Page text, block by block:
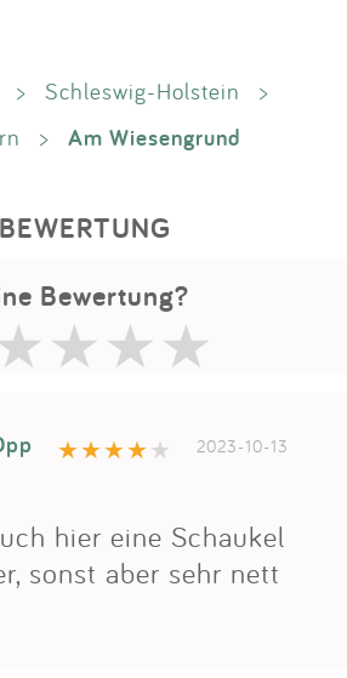
> Schleswig-Holstein
>
> Am Wiesengrund
Bewertung?
2023-10-13
hier eine Schaukel
sonst aber sehr nett